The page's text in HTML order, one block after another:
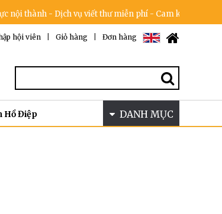
- Dịch vụ viết thư miễn phí - Cam kết không tăng giá
Đơn hàng
Giỏ hàng
hội viên
Hồ Điệp DANH MỤC